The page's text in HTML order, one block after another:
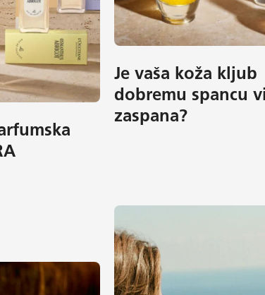
Je vaša koža kljub
dobremu spancu
zaspana?